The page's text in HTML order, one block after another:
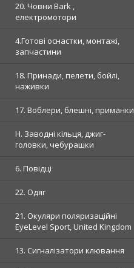
20. Човни Bark ,
електромотори
4.Готові оснастки, монтажі,
запчастини
18. Принади, пелети, бойлі,
наживки
17. Воблери, блешні, приманки
H. Заводні кільця, джиг-
головки, чебурашки
6. Повідці
22. Одяг
21. Окуляри поляризаційні
EyeLevel Sport, United Kingdom
13. Сигналізатори клювання